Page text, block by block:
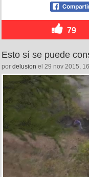
79
Esto sí se puede
por delusion el 29 nov 2015,